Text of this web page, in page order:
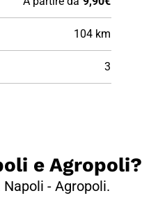
104 km
3
e Agropoli?
- Agropoli.